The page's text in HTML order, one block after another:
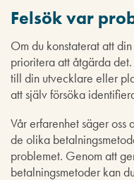
Felsök var
Om du konstaterat att
prioritera att åtgärda
till din utvecklare eller
att själv försöka
Vår erfarenhet säger oss
de olika
problemet. Genom att
betalningsmetoder kan